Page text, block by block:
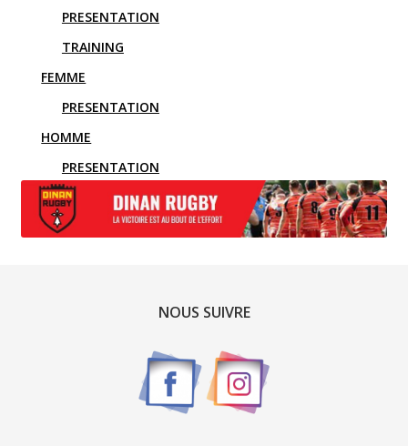
PRESENTATION
TRAINING
FEMME
PRESENTATION
HOMME
PRESENTATION
TRAINING
NOUS SUIVRE